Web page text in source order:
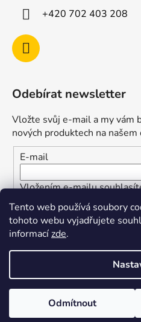
Tento web používá soubory
tohoto webu vyjadřujete
informacízde.
Odmítnout
+420 702 403 208
Odebírat newsletter
Vložte svůj e-mail a my vám
nových produktech na našem
E-mail
Vložením e-mailu
osobních údajů
PŘIHLÁSIT SE
Copyright 2026